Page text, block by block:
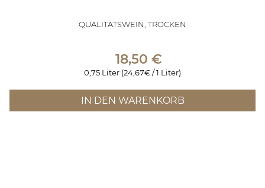
QUALITÄTSWEIN, TROCKEN
18,50 €
0,75 Liter (24,67€ / 1 Liter)
IN DEN WARENKORB